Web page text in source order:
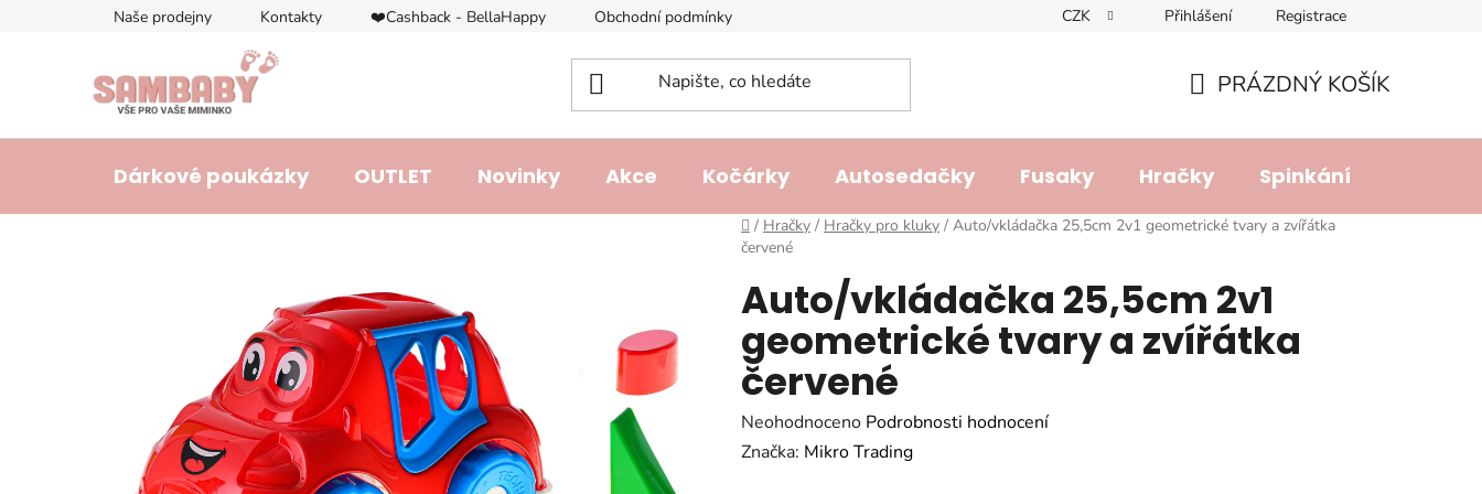
Naše prodejny Kontakty ❤️Cashback - BellaHappy Obchodní podmínky Doprava a platba Lhůta pro vyřízení reklamace
CZK Přihlášení Registrace
KOŠÍK
PRÁZDNÝ KOŠÍK
Dárkové poukázky OUTLET Novinky Akce Kočárky Autosedačky Fusaky Hračky Spinkání
Domů
/ Hračky / Hračky pro kluky / Auto/vkládačka 25,5cm 2v1 geometrické tvary a zvířátka
červené
Auto/vkládačka 25,5cm 2v1
geometrické tvary a zvířátka
červené
Průměrné
hodnocení
Neohodnoceno Podrobnosti hodnocení
Značka: Mikro Trading